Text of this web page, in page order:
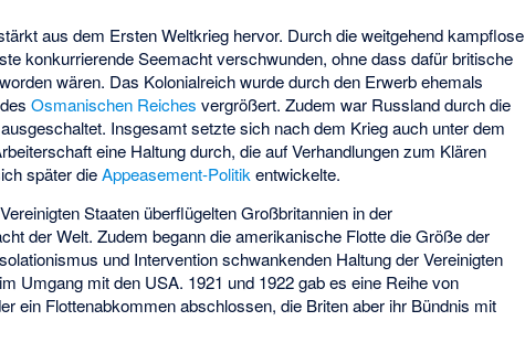
aus dem Ersten Weltkrieg hervor. Durch die weitgehend kampflose
konkurrierende Seemacht verschwunden, ohne dass dafür britische
wären. Das Kolonialreich wurde durch den Erwerb ehemals
desOsmanischen Reiches vergrößert. Zudem war Russland durch die
Insgesamt setzte sich nach dem Krieg auch unter dem
eine Haltung durch, die auf Verhandlungen zum Klären
später dieAppeasement-Politikentwickelte.
Staaten überflügelten Großbritannien in der
der Welt. Zudem begann die amerikanische Flotte die Größe der
und Intervention schwankenden Haltung der Vereinigten
Umgang mit den USA. 1921 und 1922 gab es eine Reihe von
ein Flottenabkommen abschlossen, die Briten aber ihr Bündnis mit